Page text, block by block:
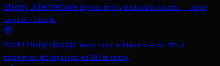
Strony Internetowe Szybkie strony kodowane od zera — więcej
zapytań z Google.
Profil Firmy Google Widoczność w Mapach — od 150 zł
netto/mies. (konfiguracja od 300 zł netto).